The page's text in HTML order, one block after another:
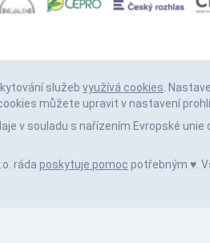
služeb využívá cookies.
můžete upravit v nastavení
v souladu s nařízením Evropské unie
ráda poskytuje pomoc potřebným ♥️.